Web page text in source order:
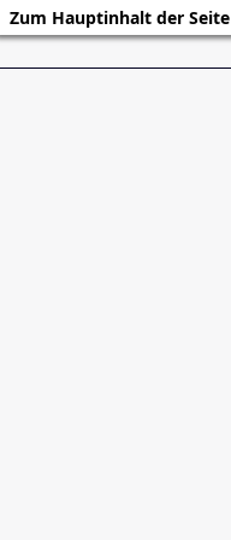
Zum Hauptinhalt der Seite